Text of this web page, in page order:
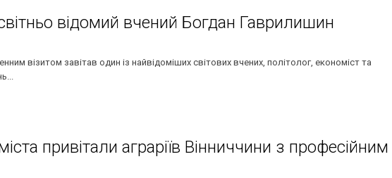
відомий вчений Богдан Гаврилишин
візитом завітав один із найвідоміших світових вчених, політолог, економіст та
привітали аграріїв Вінниччини з професійним